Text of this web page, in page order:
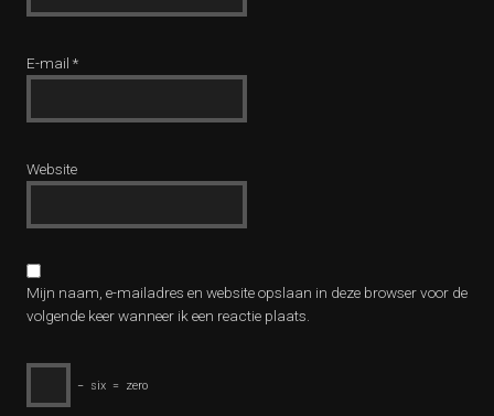
E-mail *
Website
Mijn naam, e-mailadres en website opslaan in deze browser voor de
volgende keer wanneer ik een reactie plaats.
− six = zero